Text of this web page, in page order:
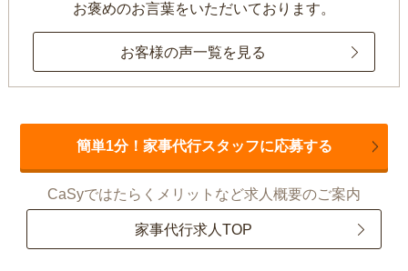
お褒めのお言葉をいただいております。
お客様の声一覧を見る
簡単1分！家事代行スタッフに応募する
CaSyではたらくメリットなど求人概要のご案内
家事代行求人TOP